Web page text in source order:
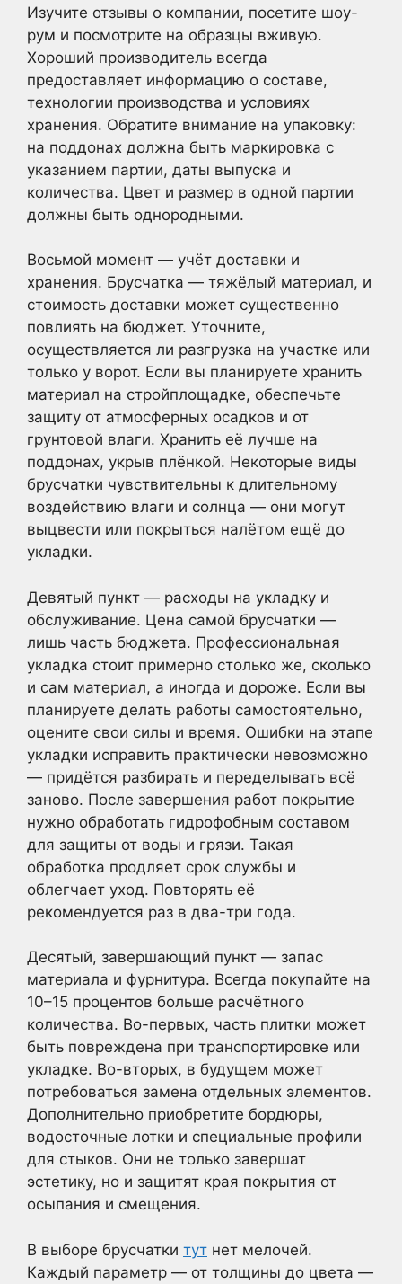
Изучите отзывы о компании, посетите шоу-
рум и посмотрите на образцы вживую.
Хороший производитель всегда
предоставляет информацию о составе,
технологии производства и условиях
хранения. Обратите внимание на упаковку:
на поддонах должна быть маркировка с
указанием партии, даты выпуска и
количества. Цвет и размер в одной партии
должны быть однородными.
Восьмой момент — учёт доставки и
хранения. Брусчатка — тяжёлый материал, и
стоимость доставки может существенно
повлиять на бюджет. Уточните,
осуществляется ли разгрузка на участке или
только у ворот. Если вы планируете хранить
материал на стройплощадке, обеспечьте
защиту от атмосферных осадков и от
грунтовой влаги. Хранить её лучше на
поддонах, укрыв плёнкой. Некоторые виды
брусчатки чувствительны к длительному
воздействию влаги и солнца — они могут
выцвести или покрыться налётом ещё до
укладки.
Девятый пункт — расходы на укладку и
обслуживание. Цена самой брусчатки —
лишь часть бюджета. Профессиональная
укладка стоит примерно столько же, сколько
и сам материал, а иногда и дороже. Если вы
планируете делать работы самостоятельно,
оцените свои силы и время. Ошибки на этапе
укладки исправить практически невозможно
— придётся разбирать и переделывать всё
заново. После завершения работ покрытие
нужно обработать гидрофобным составом
для защиты от воды и грязи. Такая
обработка продляет срок службы и
облегчает уход. Повторять её
рекомендуется раз в два-три года.
Десятый, завершающий пункт — запас
материала и фурнитура. Всегда покупайте на
10–15 процентов больше расчётного
количества. Во-первых, часть плитки может
быть повреждена при транспортировке или
укладке. Во-вторых, в будущем может
потребоваться замена отдельных элементов.
Дополнительно приобретите бордюры,
водосточные лотки и специальные профили
для стыков. Они не только завершат
эстетику, но и защитят края покрытия от
осыпания и смещения.
В выборе брусчатки тут нет мелочей.
Каждый параметр — от толщины до цвета —